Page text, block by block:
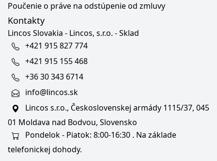
Poučenie o práve na odstúpenie od zmluvy
Kontakty
Lincos Slovakia - Lincos, s.r.o. - Sklad
+421 915 827 774
+421 915 155 468
+36 30 343 6714
info@lincos.sk
Lincos s.r.o., Československej armády 1115/37, 045
01 Moldava nad Bodvou, Slovensko
Pondelok - Piatok: 8:00-16:30 . Na základe
telefonickej dohody.